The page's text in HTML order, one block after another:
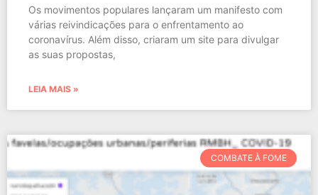
Os movimentos populares lançaram um manifesto com
várias reivindicações para o enfrentamento ao
coronavírus. Além disso, criaram um site para divulgar
as suas propostas,
LEIA MAIS »
COMBATE À FOME